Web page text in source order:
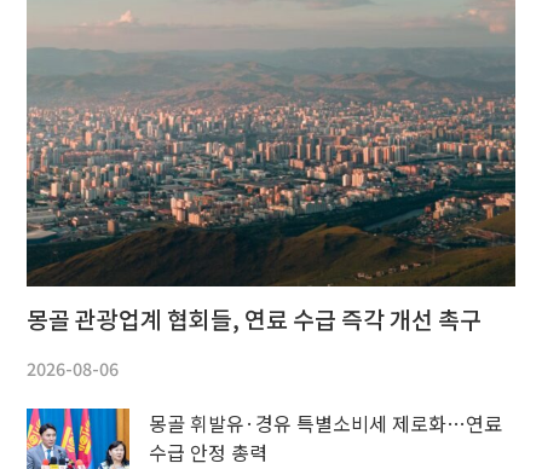
몽골 관광업계 협회들, 연료 수급 즉각 개선 촉구
2026-08-06
몽골 휘발유·경유 특별소비세 제로화…연료
수급 안정 총력